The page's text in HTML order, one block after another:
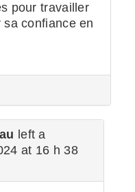
pour travailler
confiance en
left a
at 16 h 38